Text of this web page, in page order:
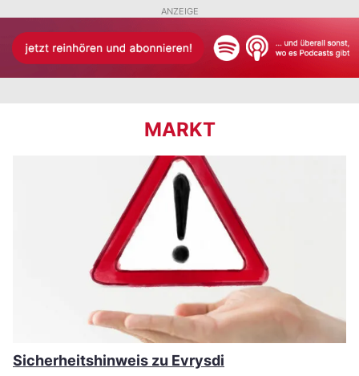
ANZEIGE
MARKT
Sicherheitshinweis zu Evrysdi